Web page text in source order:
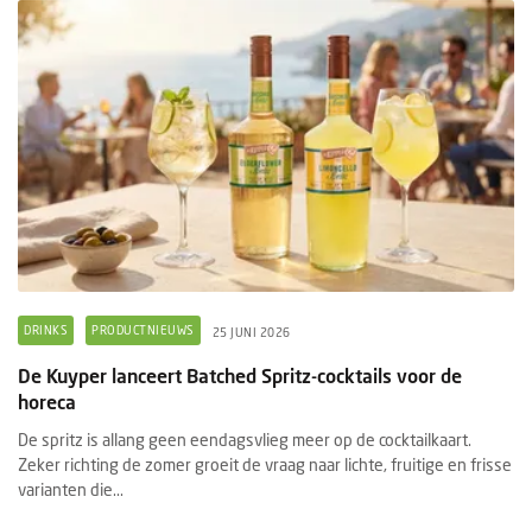
DRINKS PRODUCTNIEUWS 25 JUNI 2026
De Kuyper lanceert Batched Spritz-cocktails voor de
horeca
De spritz is allang geen eendagsvlieg meer op de cocktailkaart.
Zeker richting de zomer groeit de vraag naar lichte, fruitige en frisse
varianten die...